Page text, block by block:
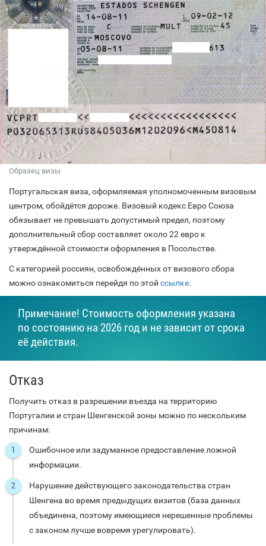
Образец визы
Португальская виза, оформляемая уполномоченным визовым
центром, обойдётся дороже. Визовый кодекс Евро Союза
обязывает не превышать допустимый предел, поэтому
дополнительный сбор составляет около 22 евро к
утверждённой стоимости оформления в Посольстве.
С категорией россиян, освобождённых от визового сбора
можно ознакомиться перейдя по этой ссылке.
Примечание! Стоимость оформления указана
по состоянию на 2026 год и не зависит от срока
её действия.
Отказ
Получить отказ в разрешении въезда на территорию
Португалии и стран Шенгенской зоны можно по нескольким
причинам:
Ошибочное или задуманное предоставление ложной
информации.
Нарушение действующего законодательства стран
Шенгена во время предыдущих визитов (база данных
объединена, поэтому имеющиеся нерешенные проблемы
с законом лучше вовремя урегулировать).